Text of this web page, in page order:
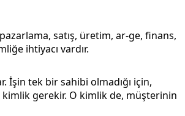
satış, üretim, ar-ge, finans,
ihtiyacı vardır.
İşin tek bir sahibi olmadığı için,
gerekir. O kimlik de, müşterinin